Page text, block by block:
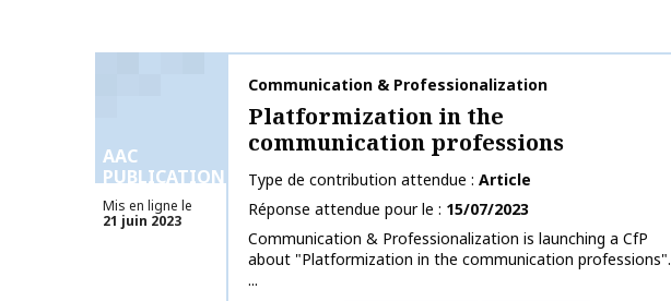
AAC
PUBLICATIONS
Mis en ligne le
21 juin 2023
Nom de la publication
Communication & Professionalization
Platformization in the
communication professions
Type de contribution attendue
Article
Réponse attendue pour le
15/07/2023
Communication & Professionalization is launching a CfP
about "Platformization in the communication professions".
...